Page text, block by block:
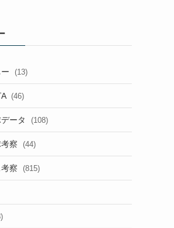
(13)
(46)
ータ (108)
察 (44)
察 (815)